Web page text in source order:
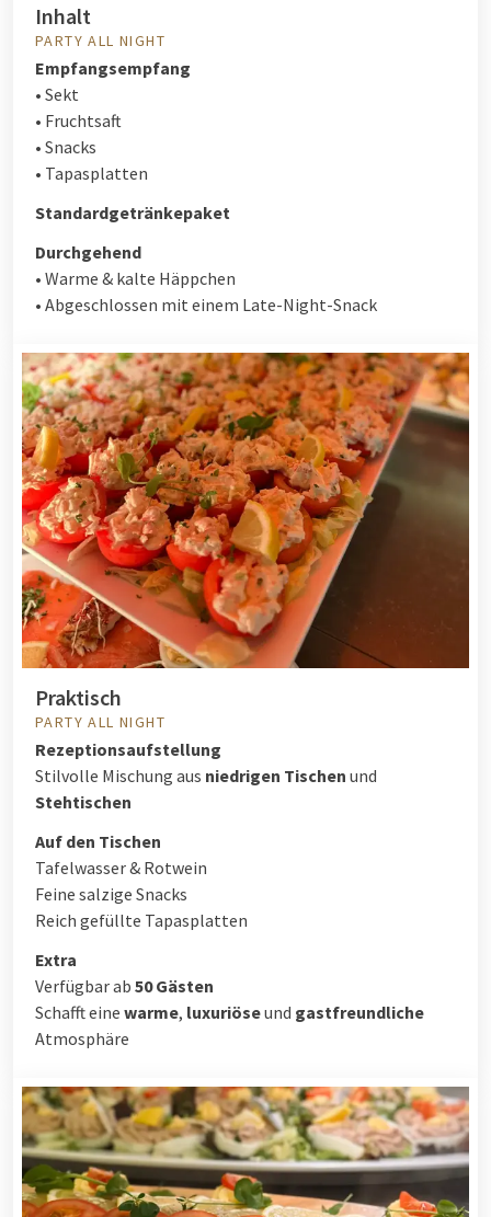
Inhalt
PARTY ALL NIGHT
Empfangsempfang
• Sekt
• Fruchtsaft
• Snacks
• Tapasplatten
Standardgetränkepaket
Durchgehend
• Warme & kalte Häppchen
• Abgeschlossen mit einem Late-Night-Snack
Praktisch
PARTY ALL NIGHT
Rezeptionsaufstellung
Stilvolle Mischung aus niedrigen Tischen und
Stehtischen
Auf den Tischen
Tafelwasser & Rotwein
Feine salzige Snacks
Reich gefüllte Tapasplatten
Extra
Verfügbar ab 50 Gästen
Schafft eine warme, luxuriöseund gastfreundliche
Atmosphäre